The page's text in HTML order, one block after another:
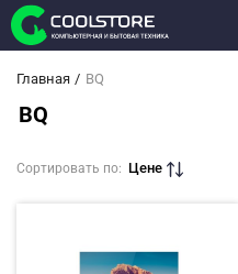
Главная BQ
BQ
Сортировать по: Цене